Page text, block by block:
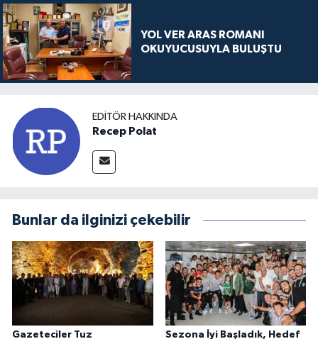
YOL VER ARAS ROMANI
OKUYUCUSUYLA BULUŞTU
EDITÖR HAKKINDA
Recep Polat
Bunlar da ilginizi çekebilir
Gazeteciler Tuz Sezona İyi Başladık, Hedef